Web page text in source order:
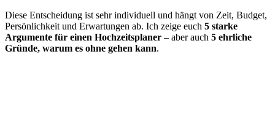
Diese Entscheidung ist sehr individuell und hängt von Zeit, Budget,
Persönlichkeit und Erwartungen ab. Ich zeige euch 5 starke
Argumente für einen Hochzeitsplaner – aber auch 5 ehrliche
Gründe, warum es ohne gehen kann.